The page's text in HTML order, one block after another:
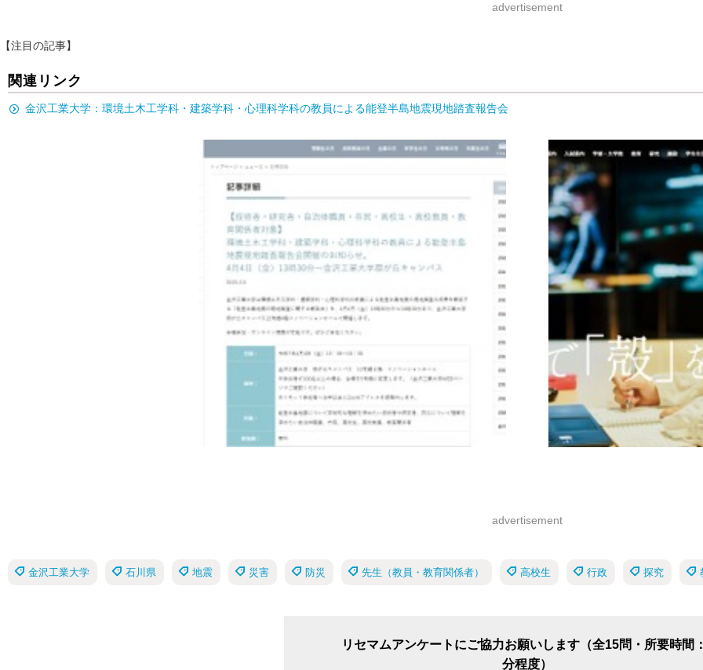
advertisement
【注目の記事】
関連リンク
金沢工業大学：環境土木工学科・建築学科・心理科学科の教員による能登半島地震現地踏査報告会
advertisement
金沢工業大学 石川県 地震 災害 防災 先生（教員・教育関係者） 高校生 行政 探究
リセマムアンケートにご協力お願いします（全15問・所要時間
分程度）